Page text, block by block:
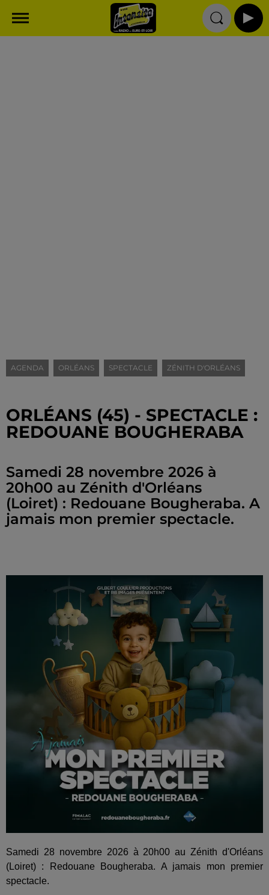
AGENDA ORLÉANS SPECTACLE ZÉNITH D'ORLÉANS
ORLÉANS (45) - SPECTACLE :
REDOUANE BOUGHERABA
Samedi 28 novembre 2026 à
20h00 au Zénith d'Orléans
(Loiret) : Redouane Bougheraba. A
jamais mon premier spectacle.
Samedi 28 novembre 2026 à 20h00 au Zénith d'Orléans
(Loiret) : Redouane Bougheraba. A jamais mon premier
spectacle.